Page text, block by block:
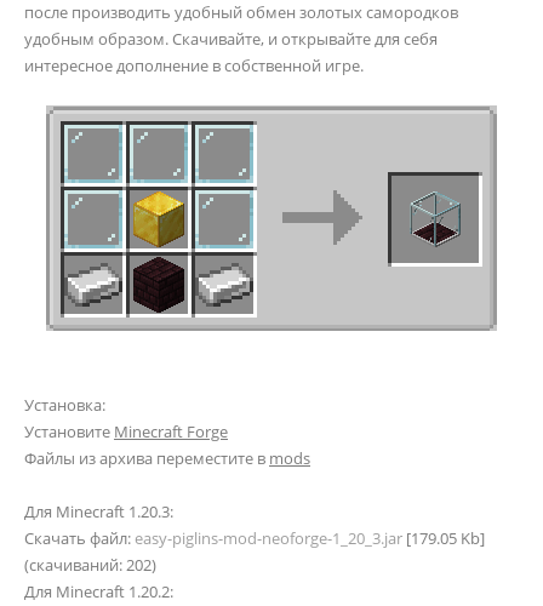
после производить удобный обмен золотых самородков
удобным образом. Скачивайте, и открывайте для себя
интересное дополнение в собственной игре.
Установка:
Установите Minecraft Forge
Файлы из архива переместите в mods
Для Minecraft 1.20.3:
Скачать файл: easy-piglins-mod-neoforge-1_20_3.jar
(cкачиваний: 202)
Для Minecraft 1.20.2: